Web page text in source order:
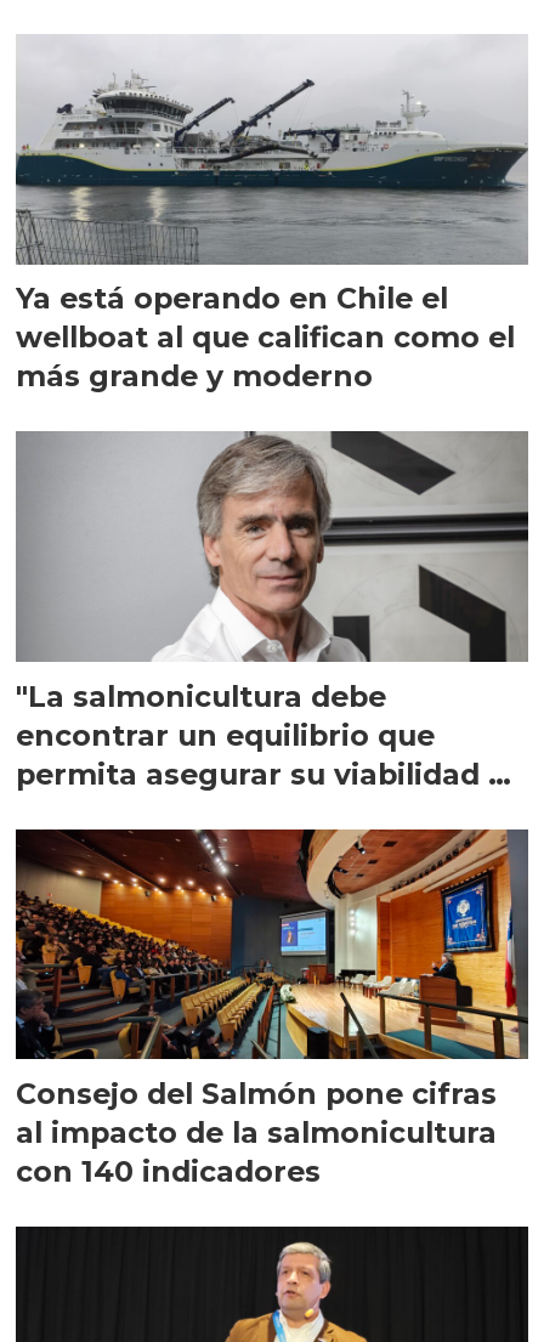
Ya está operando en Chile el
wellboat al que califican como el
más grande y moderno
"La salmonicultura debe
encontrar un equilibrio que
permita asegurar su viabilidad de
Consejo del Salmón pone cifras
al impacto de la salmonicultura
con 140 indicadores